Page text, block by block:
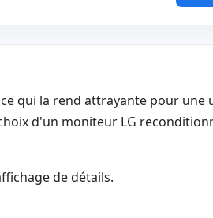
Kg.qui la rend attrayante pour une
d'un moniteur LG
de détails.